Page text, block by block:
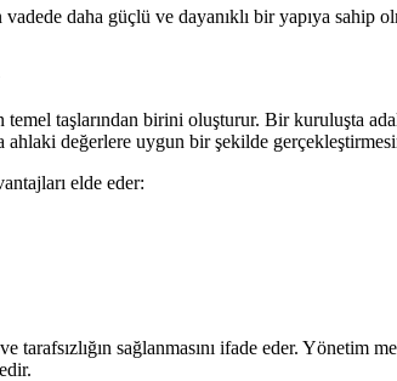
daha güçlü ve dayanıklı bir yapıya sahip
taşlarından birini oluşturur. Bir kuruluşta
ahlaki değerlere uygun bir şekilde
elde eder:
tarafsızlığın sağlanmasını ifade eder. Yönetim